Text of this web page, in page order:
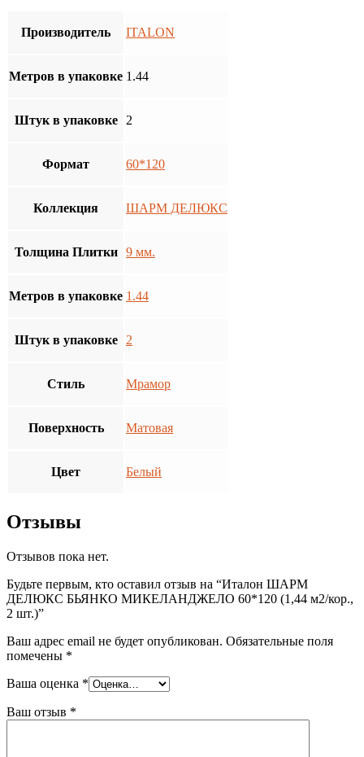
Производитель ITALON
Метров в упаковке 1.44
Штук в упаковке 2
Формат 60*120
Коллекция ШАРМ ДЕЛЮКС
Толщина Плитки 9 мм.
Метров в упаковке 1.44
Штук в упаковке 2
Стиль Мрамор
Поверхность Матовая
Цвет Белый
Отзывы
Отзывов пока нет.
Будьте первым, кто оставил отзыв на “Италон ШАРМ
ДЕЛЮКС БЬЯНКО МИКЕЛАНДЖЕЛО 60*120 (1,44 м2/кор.,
2 шт.)”
Ваш адрес email не будет опубликован. Обязательные поля
помечены *
Ваша оценка *
Ваш отзыв *